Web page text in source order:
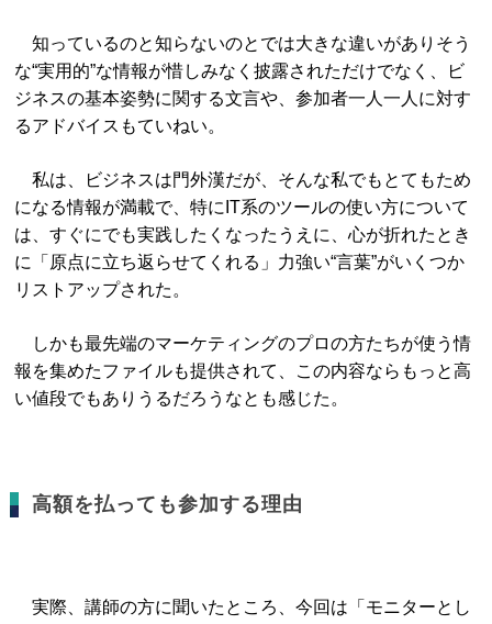
知っているのと知らないのとでは大きな違いがありそう
な“実用的”な情報が惜しみなく披露されただけでなく、ビ
ジネスの基本姿勢に関する文言や、参加者一人一人に対す
るアドバイスもていねい。
私は、ビジネスは門外漢だが、そんな私でもとてもため
になる情報が満載で、特にIT系のツールの使い方について
は、すぐにでも実践したくなったうえに、心が折れたとき
に「原点に立ち返らせてくれる」力強い“言葉”がいくつか
リストアップされた。
しかも最先端のマーケティングのプロの方たちが使う情
報を集めたファイルも提供されて、この内容ならもっと高
い値段でもありうるだろうなとも感じた。
高額を払っても参加する理由
実際、講師の方に聞いたところ、今回は「モニターとし